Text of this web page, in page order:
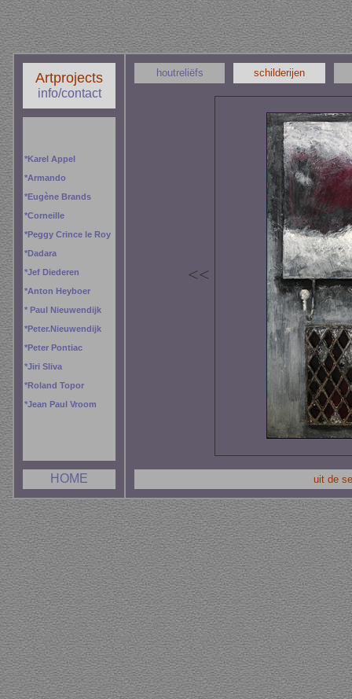
Artprojects
info/contact
*Karel Appel
*Armando
*Eugène Brands
*Corneille
*Peggy Crince le Roy
*Dadara
*Jef Diederen
*Anton Heyboer
* Paul Nieuwendijk
*Peter.Nieuwendijk
*Peter Pontiac
*Jiri Sliva
*Roland Topor
*Jean Paul Vroom
HOME
houtreliëfs schilderijen
<<
uit de